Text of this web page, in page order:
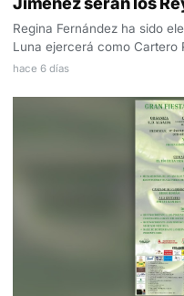
Regina Fernández ha sido
Luna ejercerá como Cartero
hace 6 días